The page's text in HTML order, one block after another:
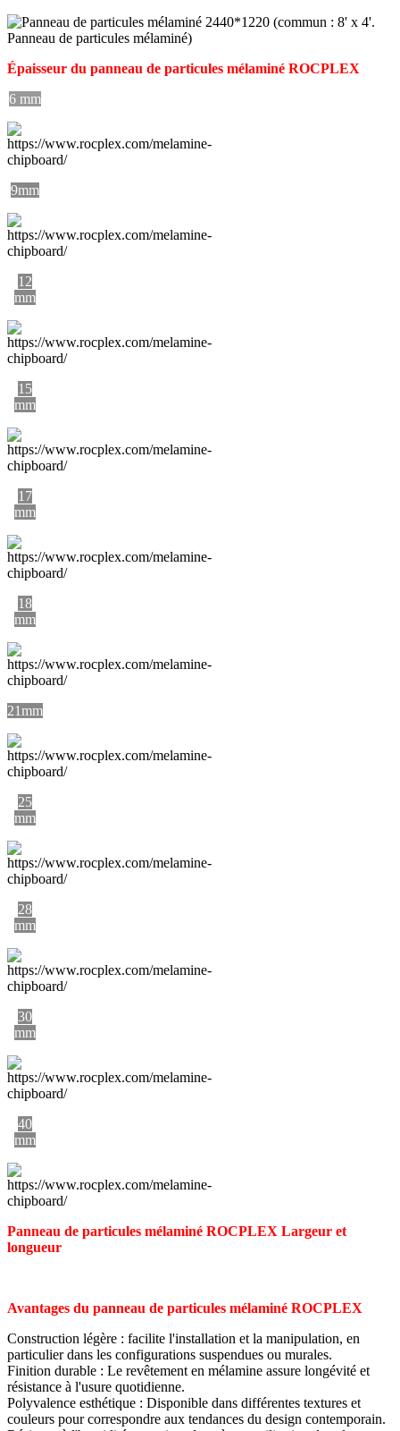
Épaisseur du panneau de particules mélaminé ROCPLEX
6 mm
9mm
12
mm
15
mm
17
mm
18
mm
21mm
25
mm
28
mm
30
mm
40
mm
Panneau de particules mélaminé ROCPLEX Largeur et
longueur
Avantages du panneau de particules mélaminé ROCPLEX
Construction légère : facilite l'installation et la manipulation, en
particulier dans les configurations suspendues ou murales.
Finition durable : Le revêtement en mélamine assure longévité et
résistance à l'usure quotidienne.
Polyvalence esthétique : Disponible dans différentes textures et
couleurs pour correspondre aux tendances du design contemporain.